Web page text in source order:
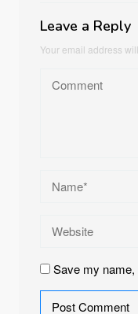
Leave a Reply
Your email address
Save my